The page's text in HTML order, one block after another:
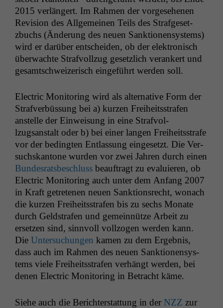
2015 ver­längert. Im Rah­men der vorge­se­henen
Revi­sion des All­ge­meinen Teils des Strafge­set­
zbuchs (Änderung des neuen Sank­tio­nen­sys­tems)
wird er darüber entschei­den, ob der elek­tro­n­isch
überwachte Strafvol­lzug geset­zlich ver­ankert und
gesamtschweiz­erisch einge­führt wer­den soll.
Elec­tric Mon­i­tor­ing wird als alter­na­tive Form der
Strafver­büs­sung bei a) kurzen Frei­heitsstrafen
anstelle der Ein­weisung in eine Strafvol­
lzugsanstalt oder b) bei ein­er lan­gen Frei­heitsstrafe
vor der bed­ingten Ent­las­sung einge­set­zt. Die Ver­
such­skan­tone wur­den vor zwei Jahren durch einen
Bun­desrats­beschluss beauf­tragt zu evaluieren, ob
Elec­tric Mon­i­tor­ing auch unter dem Anfang 2007
in Kraft getrete­nen neuen Sank­tion­srecht, wonach
die kurzen Frei­heitsstrafen bis zu sechs Monate
durch Geld­strafen und gemein­nütze Arbeit zu
erset­zen sind, sin­nvoll vol­l­zo­gen wer­den kann.
Die Unter­suchun­gen kamen zu dem Ergeb­nis,
dass auch im Rah­men des neuen Sank­tio­nen­sys­
tems viele Frei­heitsstrafen ver­hängt wer­den, bei
denen Elec­tric Mon­i­tor­ing in Betra­cht käme.
Siehe auch die Berichter­stat­tung in der NZZ zur